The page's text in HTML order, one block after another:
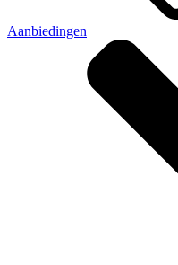
Aanbiedingen